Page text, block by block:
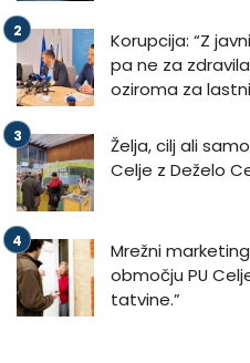
Korupcija: “Z
pa ne za
oziroma za
Želja, cilj ali
Celje z Deželo
Mrežni
območju PU
tatvine.”